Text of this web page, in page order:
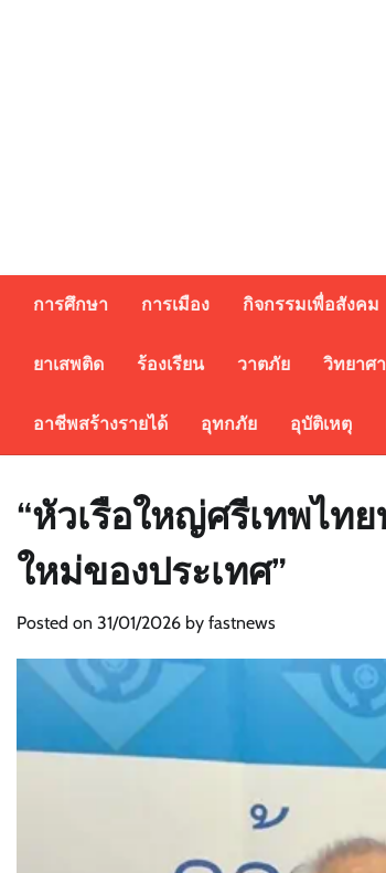
การศึกษา การเมือง กิจกรรมเพื่อสังคม
ยาเสพติด ร้องเรียน วาตภัย วิทยาศ
อาชีพสร้างรายได้ อุทกภัย อุบัติเหตุ
“หัวเรือใหญ่ศรีเทพไท
ใหม่ของประเทศ”
Posted on 31/01/2026 by fastnews